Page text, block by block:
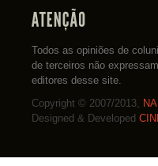
Todos as opiniões de
de terceiros não
editores desse site.
Copyright © 2007/2013,
Designed & Developed